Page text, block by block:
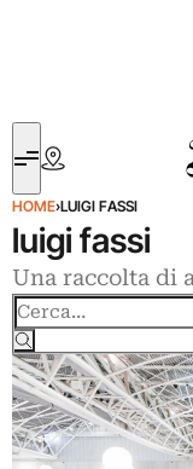
HOME›LUIGI FASSI
luigi fassi
Una raccolta di
Cerca